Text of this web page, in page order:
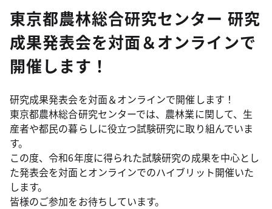
東京都農林総合研究センター 研究
成果発表会を対面＆オンラインで
開催します！
研究成果発表会を対面＆オンラインで開催します！
東京都農林総合研究センターでは、農林業に関して、生
産者や都民の暮らしに役立つ試験研究に取り組んでいま
す。
この度、令和6年度に得られた試験研究の成果を中心とし
た発表会を対面とオンラインでのハイブリット開催いた
します。
皆様のご参加をお待ちしています。